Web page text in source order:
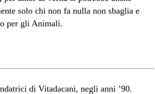
solo chi non fa nulla non sbaglia e
per gli Animali.
di Vitadacani, negli anni ’90.